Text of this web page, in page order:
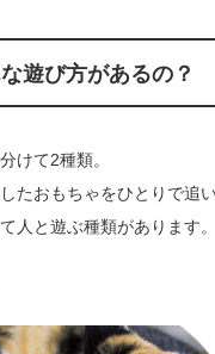
遊び方があるの？
けて2種類。
たおもちゃをひとりで追
人と遊ぶ種類があります。